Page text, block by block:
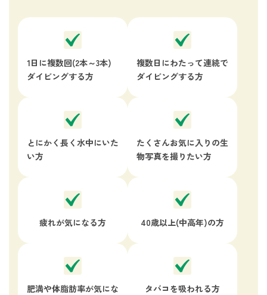
1日に複数回(2本～3本)
ダイビングする方
複数日にわたって連続で
ダイビングする方
とにかく長く 水中にいた
い方
たくさんお気に入りの生
物写真を撮りたい方
疲れが気になる方 40歳以上(中高年)の方
肥満や体脂肪率が気にな
タバコを吸われる方